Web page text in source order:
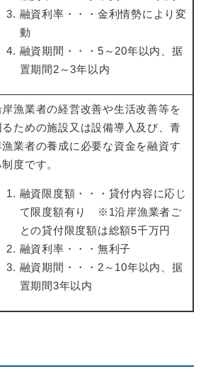
融資利率・・・金利情勢により変
動
融資期間・・・5～20年以内、据
置期間2～3年以内
岸漁業者の経営改善や生活改善等を
るための施設又は設備導入及び、青
漁業者の養成に必要な資金を融資す
制度です。
融資限度額・・・貸付内容に応じ
て限度額有り ※1沿岸漁業者ご
との貸付限度額は総額5千万円
融資利率・・・無利子
融資期間・・・2～10年以内、据
置期間3年以内